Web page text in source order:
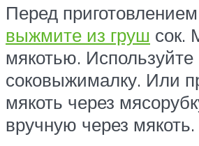
Перед приготовлением
выжмите из груш сок.
мякотью. Используйте
соковыжималку. Или
мякоть через
вручную через мякоть.